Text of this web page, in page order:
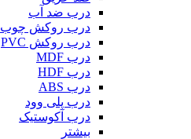
درب ضد آب
درب روکش چوب
درب روکش PVC
درب MDF
درب HDF
درب ABS
درب پلی وود
درب آکوستیک
بیشتر